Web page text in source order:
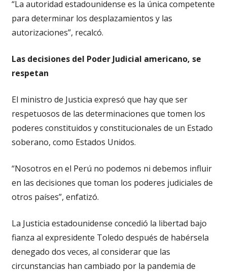
“La autoridad estadounidense es la única competente
para determinar los desplazamientos y las
autorizaciones”, recalcó.
Las decisiones del Poder Judicial americano, se
respetan
El ministro de Justicia expresó que hay que ser
respetuosos de las determinaciones que tomen los
poderes constituidos y constitucionales de un Estado
soberano, como Estados Unidos.
“Nosotros en el Perú no podemos ni debemos influir
en las decisiones que toman los poderes judiciales de
otros países”, enfatizó.
La Justicia estadounidense concedió la libertad bajo
fianza al expresidente Toledo después de habérsela
denegado dos veces, al considerar que las
circunstancias han cambiado por la pandemia de